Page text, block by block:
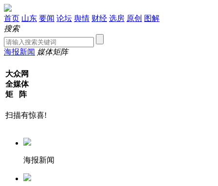
首页 山东 要闻 论坛 舆情 财经 选房 原创 图解
搜索
海报新闻 媒体矩阵
大众网
全媒体
矩 阵
扫描有惊喜!
海报新闻